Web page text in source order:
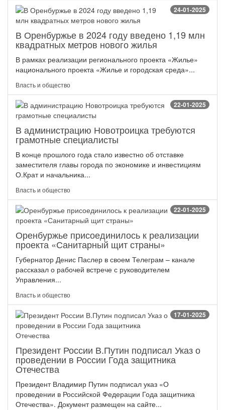
24-01-2025
В Оренбуржье в 2024 году введено 1,19 млн
квадратных метров нового жилья
В рамках реализации регионального проекта «Жилье»
национального проекта «Жилье и городская среда»...
Власть и общество
22-01-2025
В администрацию Новотроицка требуются
грамотные специалисты
В конце прошлого года стало известно об отставке
заместителя главы города по экономике и инвестициям
О.Крат и начальника...
Власть и общество
22-01-2025
Оренбуржье присоединилось к реализации
проекта «Санитарный щит страны»
Губернатор Денис Паслер в своем Телеграм – канале
рассказал о рабочей встрече с руководителем
Управления...
Власть и общество
17-01-2025
Президент России В.Путин подписал Указ о
проведении в России Года защитника
Отечества
Президент Владимир Путин подписал указ «О
проведении в Российской Федерации Года защитника
Отечества». Документ размещен на сайте...